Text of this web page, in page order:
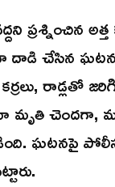
ప్రశ్నించిన అత్త
దాడి చేసిన
రాడ్లతో
మృతి
ఘటనపై